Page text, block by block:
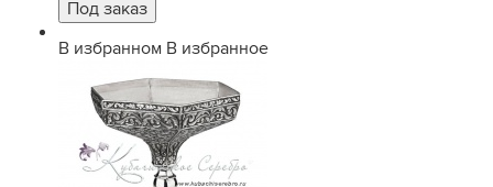
В избранном В избранное